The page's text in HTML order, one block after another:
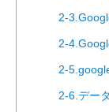
2-
2-
2-
2-6.デー